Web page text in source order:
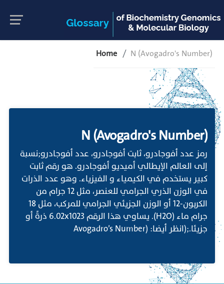
Home N (Avogadro's Number)
N (Avogadro's Number)
رمز عدد أفوجادرو، ثابت أفوجادرو، عدد أفوجادرو;نسبة
إلى العالم الإيطالي أميديو أفوجادرو. هو رقم ثابت
كبير يستخدم في الكيمياء و الفيزياء. وهو عدد الذرات
في الوزن الذري الجرامي للعنصر، مثل 12 جرام من
الكربون-12 أو الوزن الجزيئي الجرامي للمركب، مثل 18
جرام ماء (H2O). يساوي هذا الرقم 6.02x1023 ذرةً أو
جزيئا.;(انظر أيضا: (Avogadro’s Number